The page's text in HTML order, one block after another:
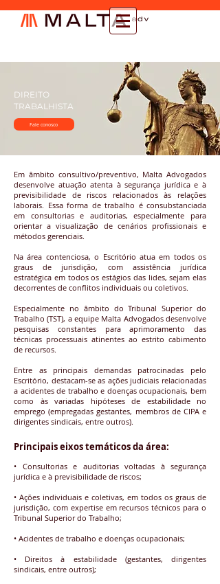
Fale conosco
DIREITO
TRABALHISTA
Em âmbito consultivo/preventivo, Malta Advogados
desenvolve atuação atenta à segurança jurídica e à
previsibilidade de riscos relacionados às relações
laborais. Essa forma de trabalho é consubstanciada
em consultorias e auditorias, especialmente para
orientar a visualização de cenários profissionais e
métodos gerenciais.
Na área contenciosa, o Escritório atua em todos os
graus de jurisdição, com assistência jurídica
estratégica em todos os estágios das lides, sejam elas
decorrentes de conflitos individuais ou coletivos.
Especialmente no âmbito do Tribunal Superior do
Trabalho (TST), a equipe Malta Advogados desenvolve
pesquisas constantes para aprimoramento das
técnicas processuais atinentes ao estrito cabimento
de recursos.
Entre as principais demandas patrocinadas pelo
Escritório, destacam-se as ações judiciais relacionadas
a acidentes de trabalho e doenças ocupacionais, bem
como às variadas hipóteses de estabilidade no
emprego (empregadas gestantes, membros de CIPA e
dirigentes sindicais, entre outros).
Principais eixos temáticos da área:
• Consultorias e auditorias voltadas à segurança
jurídica e à previsibilidade de riscos;
• Ações individuais e coletivas, em todos os graus de
jurisdição, com expertise em recursos técnicos para o
Tribunal Superior do Trabalho;
• Acidentes de trabalho e doenças ocupacionais;
• Direitos à estabilidade (gestantes, dirigentes
sindicais, entre outros);